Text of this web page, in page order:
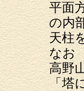
平面
の内
天柱
なお
高野
「塔